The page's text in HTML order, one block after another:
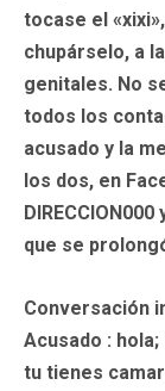
tocase el
chupárselo, a
genitales. No
todos los
acusado y la
los dos, en
que se
Conversación
Acusado : hola;
tu tienes